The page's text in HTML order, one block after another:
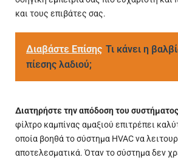
και τους επιβάτες σας.
Διαβάστε Επίσης Τι κάνει η
πίεσης λαδιού;
Διατηρήστε την απόδοση του
φίλτρο καμπίνας αμαξιού επιτρέπει
οποία βοηθά το σύστημα HVAC να
αποτελεσματικά. Όταν το σύστημα δεν